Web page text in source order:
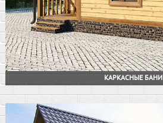
КАРКАСНЫЕ БАНИ